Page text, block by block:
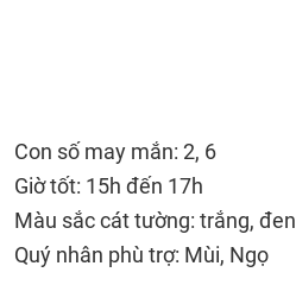
Con số may mắn: 2, 6
Giờ tốt: 15h đến 17h
Màu sắc cát tường: trắng, đen
Quý nhân phù trợ: Mùi, Ngọ